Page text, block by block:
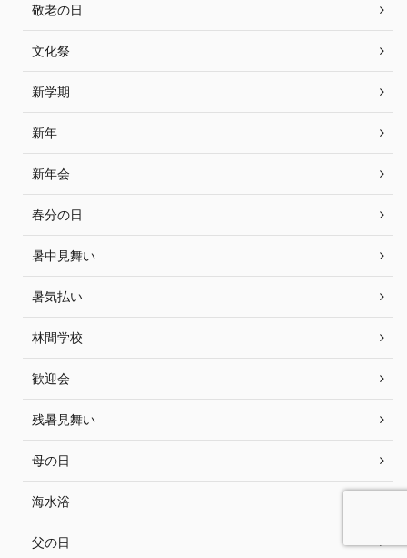
敬老の日
文化祭
新学期
新年
新年会
春分の日
暑中見舞い
暑気払い
林間学校
歓迎会
残暑見舞い
母の日
海水浴
父の日